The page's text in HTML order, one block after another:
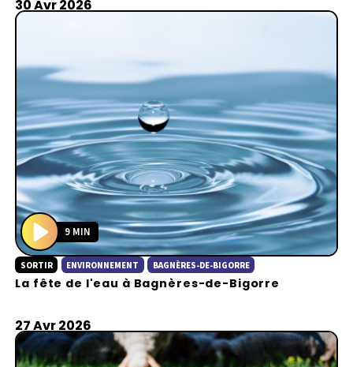
30 Avr 2026
P
l
a
9 MIN
SORTIR ENVIRONNEMENT BAGNÈRES-DE-BIGORRE
La fête de l'eau à Bagnères-de-Bigorre
27 Avr 2026